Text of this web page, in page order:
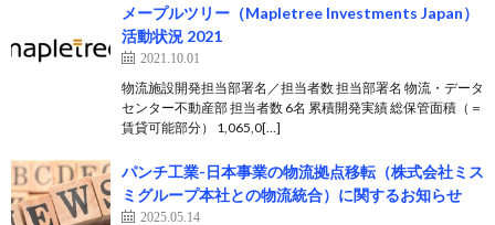
メープルツリー（Mapletree Investments Japan）
活動状況 2021
2021.10.01
物流施設開発担当部署名／担当者数 担当部署名 物流・データ
センター不動産部 担当者数 6名 累積開発実績 総保管面積（＝
賃貸可能部分） 1,065,0[…]
パンチ工業-日本事業の物流拠点移転（株式会社ミス
ミグループ本社との物流統合）に関するお知らせ
2025.05.14